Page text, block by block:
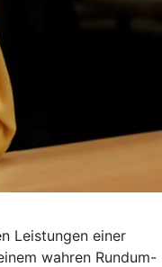
Leistungen einer
wahren Rundum-